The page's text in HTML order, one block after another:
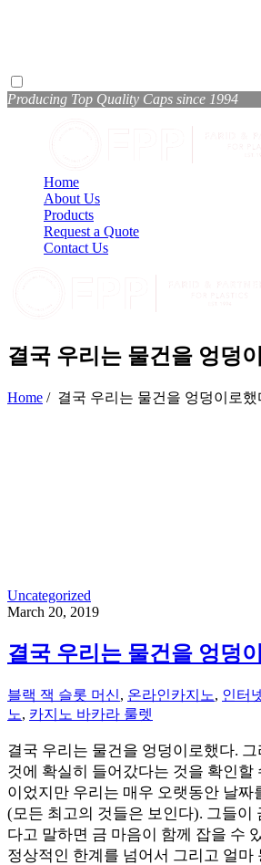
Producing Top Quality Caps since 1994
Home
About Us
Products
Request a Quote
Contact Us
결국 우리는 물건을 엉덩
Home / 결국 우리는 물건을 엉덩이로했
Uncategorized
March 20, 2019
결국 우리는 물건을 엉덩
블랙 잭 슬롯 머신, 온라인카지노, 인터
노, 카지노 바카라 룰렛
결국 우리는 물건을 엉덩이로했다.
것에 확실히 들어갔다는 것을 확인할
이었지만 우리는 매우 오랫동안 날짜
(모든 최고의 것들은 보인다). 그들이
다고 말하면 금 마음이 함께 잡을 수
정상적인 한계를 넘어서 그리고 얼마